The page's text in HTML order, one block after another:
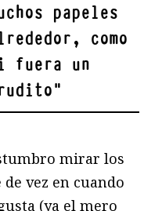
papeles
como
fuera un
"
mirar los
vez en cuando
(ya el mero